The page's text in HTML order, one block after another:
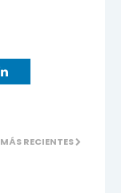
MÁS RECIENTES